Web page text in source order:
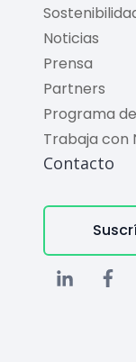
Noticias
Prensa
Partners
Programa
Trabaja con
Contacto